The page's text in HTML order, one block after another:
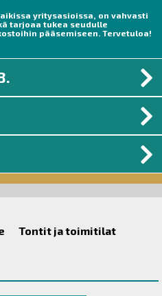
yritysasioissa, on vahvasti
tarjoaa tukea seudulle
pääsemiseen. Tervetuloa!
Tontit ja toimitilat